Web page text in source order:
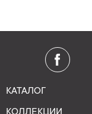
КАТАЛОГ